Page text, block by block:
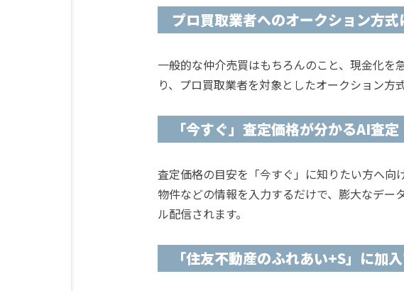
プロ買取業者へのオークション方式
一般的な仲介売買はもちろんのこと、現金化
り、プロ買取業者を対象としたオークション方
「今すぐ」査定価格が分かるAI査定
査定価格の目安を「今すぐ」に知りたい方へ
物件などの情報を入力するだけで、膨大なデー
ル配信されます。
「住友不動産のふれあい+S」に加